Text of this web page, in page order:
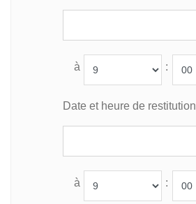
à :
Date et heure de restitution
à :